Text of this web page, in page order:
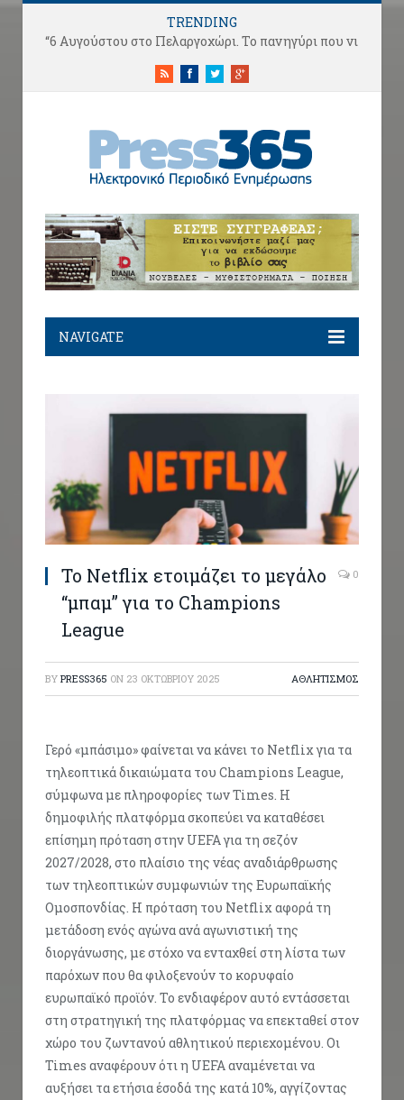
TRENDING
RSS FacebookTwitterGoogle+
NAVIGATE
To Netflix ετοιμάζει το μεγάλο
“μπαμ” για το Champions
League
0
BY PRESS365 ON 23 ΟΚΤΩΒΡΊΟΥ 2025 ΑΘΛΗΤΙΣΜΟΣ
Γερό «μπάσιμο» φαίνεται να κάνει το Netflix για τα
τηλεοπτικά δικαιώματα του Champions League,
σύμφωνα με πληροφορίες των Times. Η
δημοφιλής πλατφόρμα σκοπεύει να καταθέσει
επίσημη πρόταση στην UEFA για τη σεζόν
2027/2028, στο πλαίσιο της νέας αναδιάρθρωσης
των τηλεοπτικών συμφωνιών της Ευρωπαϊκής
Ομοσπονδίας. Η πρόταση του Netflix αφορά τη
μετάδοση ενός αγώνα ανά αγωνιστική της
διοργάνωσης, με στόχο να ενταχθεί στη λίστα των
παρόχων που θα φιλοξενούν το κορυφαίο
ευρωπαϊκό προϊόν. Το ενδιαφέρον αυτό εντάσσεται
στη στρατηγική της πλατφόρμας να επεκταθεί στον
χώρο του ζωντανού αθλητικού περιεχομένου. Οι
Times αναφέρουν ότι η UEFA αναμένεται να
αυξήσει τα ετήσια έσοδά της κατά 10%, αγγίζοντας